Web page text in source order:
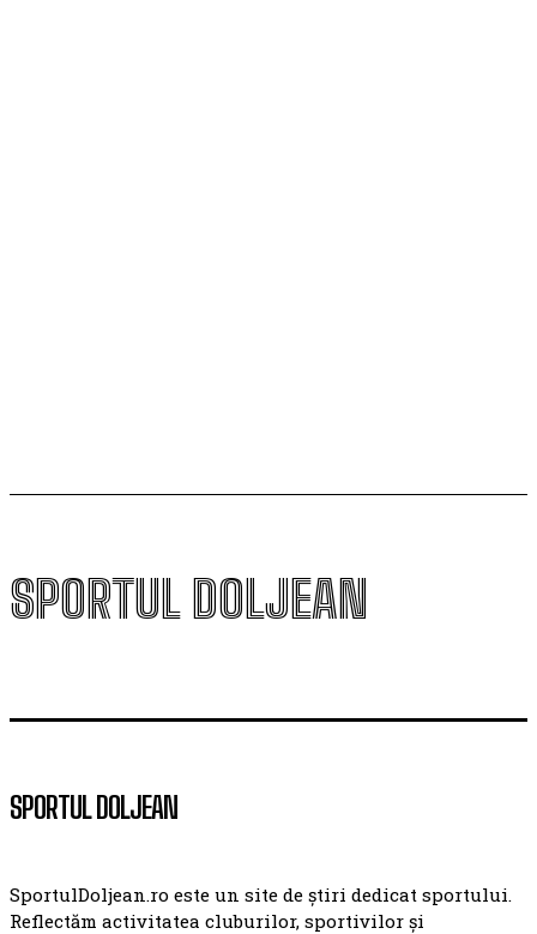
SPORTUL DOLJEAN
SPORTUL DOLJEAN
SportulDoljean.ro este un site de știri dedicat sportului.
Reflectăm activitatea cluburilor, sportivilor și